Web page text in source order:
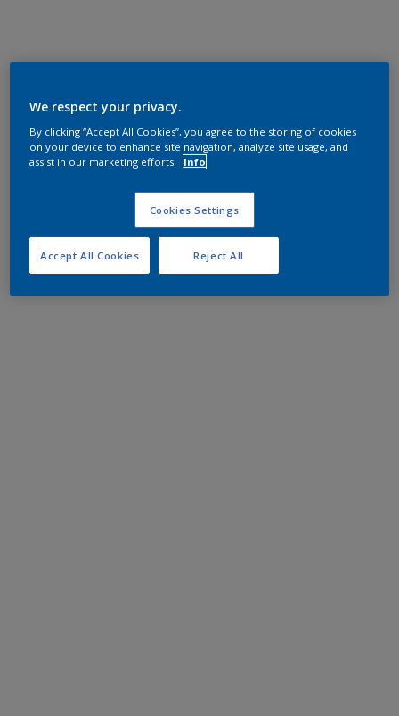
We respect your privacy.
By clicking “Accept All Cookies”, you agree to the storing of cookies
on your device to enhance site navigation, analyze site usage, and
assist in our marketing efforts.
Info
Cookies Settings
Reject All
Accept All Cookies